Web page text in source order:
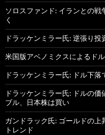
ソロスファンド: イランとの
く
ドラッケンミラー氏: 逆張り
米国版アベノミクスによるド
ドラッケンミラー氏: ドル下
ドラッケンミラー氏: ドルの
ブル、日本株は買い
ガンドラック氏: ゴールドの
トレンド